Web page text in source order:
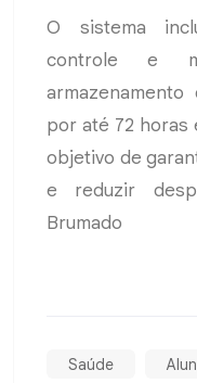
O sistema
controle e
por até 72 horas
objetivo de
e reduzir
Brumado
Saúde